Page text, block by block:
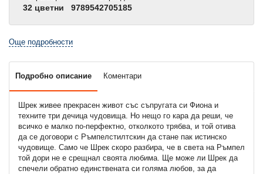
32 цветни
9789542705185
Още подробности
Подробно описание Коментари
Шрек живее прекрасен живот със съпругата си Фиона и
техните три дечица чудовища. Но нещо го кара да реши, че
всичко е малко по-перфектно, отколкото трябва, и той отива
да се договори с Ръмпелстилтскин да стане пак истинско
чудовище. Само че Шрек скоро разбира, че в света на Ръмпел
той дори не е срещнал своята любима. Ще може ли Шрек да
спечели обратно единствената си голяма любов, за да